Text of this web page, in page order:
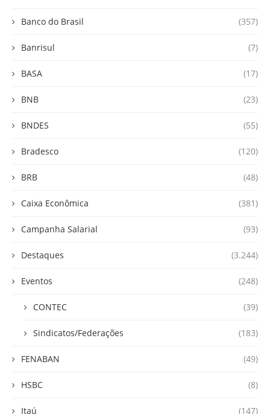
Banco do Brasil (357)
Banrisul (7)
BASA (17)
BNB (23)
BNDES (55)
Bradesco (120)
BRB (48)
Caixa Econômica (381)
Campanha Salarial (93)
Destaques (3.244)
Eventos (248)
CONTEC (39)
Sindicatos/Federações (183)
FENABAN (49)
HSBC (8)
Itaú (147)